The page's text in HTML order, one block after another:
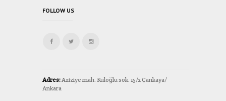
FOLLOW US
Adres: Aziziye mah. Kuloğlu sok. 15/2 Çankaya/
Ankara